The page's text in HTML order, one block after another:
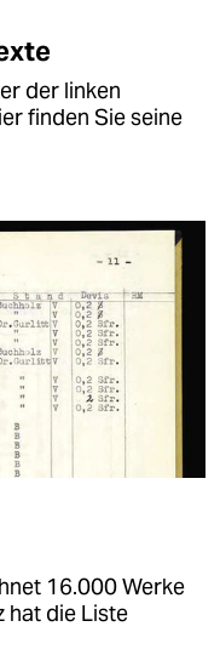
der linken
finden Sie seine
16.000 Werke
hat die Liste